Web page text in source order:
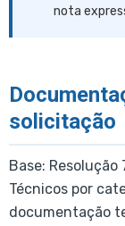
nota
solicitação
Base:
Técnicos por
documentação